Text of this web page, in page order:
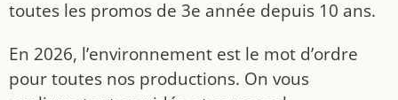
toutes les promos de 3e année depuis 10 ans.
En 2026, l’environnement est le mot d’ordre
pour toutes nos productions. On vous